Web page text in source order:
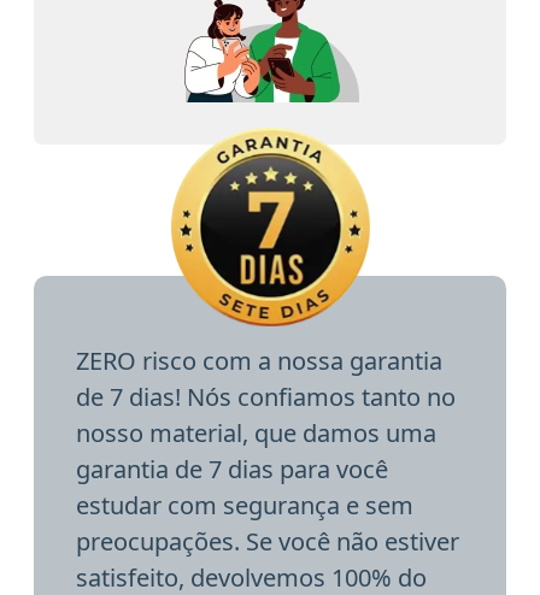
ZERO risco com a nossa garantia
de 7 dias! Nós confiamos tanto no
nosso material, que damos uma
garantia de 7 dias para você
estudar com segurança e sem
preocupações. Se você não estiver
satisfeito, devolvemos 100% do